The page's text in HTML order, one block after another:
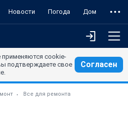
Новости Погода Дом
cookie-
подтверждаете свое
Согласен
Все для ремонта